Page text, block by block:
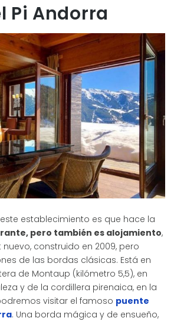
Pi Andorra
establecimiento es que hace la
pero también es alojamiento,
construido en 2009, pero
de las bordas clásicas. Está en
de Montaup (kilómetro 5,5), en
y de la cordillera pirenaica, en la
visitar el famoso puente
. Una borda mágica y de ensueño,